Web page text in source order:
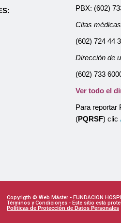
PBX: (602)
Citas
(602) 724 44
Dirección de
(602) 733
Ver todo el
Para reportar
(PQRSF) clic
Copyrigth © Web Máster - FUNDACION
Términos y Condiciones - Este sitio está
Políticas de Protección de Datos Personales